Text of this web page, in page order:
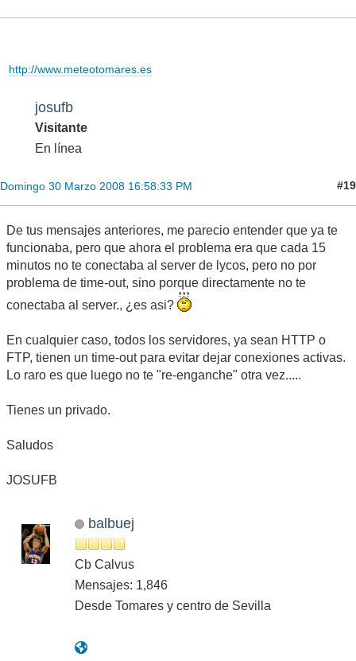
http://www.meteotomares.es
josufb
Visitante
En línea
Domingo 30 Marzo 2008 16:58:33 PM #19
De tus mensajes anteriores, me parecio entender que ya te
funcionaba, pero que ahora el problema era que cada 15
minutos no te conectaba al server de lycos, pero no por
problema de time-out, sino porque directamente no te
conectaba al server., ¿es asi?
En cualquier caso, todos los servidores, ya sean HTTP o
FTP, tienen un time-out para evitar dejar conexiones activas.
Lo raro es que luego no te "re-enganche" otra vez.....
Tienes un privado.
Saludos
JOSUFB
balbuej
Cb Calvus
Mensajes: 1,846
Desde Tomares y centro de Sevilla